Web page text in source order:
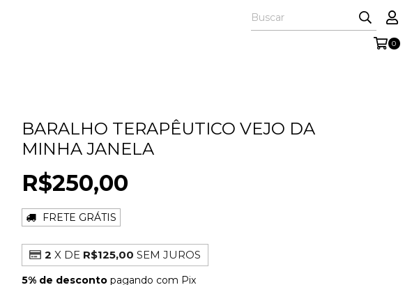
0
BARALHO TERAPÊUTICO VEJO DA
MINHA JANELA
R$250,00
FRETE GRÁTIS
2 X DE R$125,00 SEM JUROS
5% de desconto pagando com Pix